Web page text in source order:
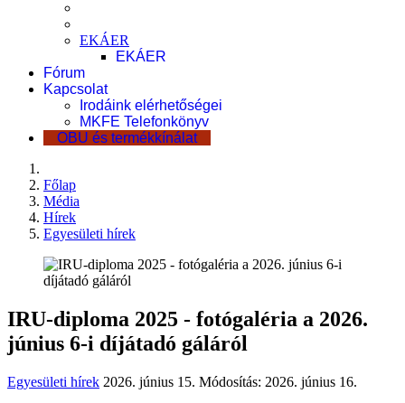
EKÁER
EKÁER
Fórum
Kapcsolat
Irodáink elérhetőségei
MKFE Telefonkönyv
OBU és termékkínálat
Főlap
Média
Hírek
Egyesületi hírek
IRU-diploma 2025 - fotógaléria a 2026.
június 6-i díjátadó gáláról
Egyesületi hírek 2026. június 15. Módosítás: 2026. június 16.